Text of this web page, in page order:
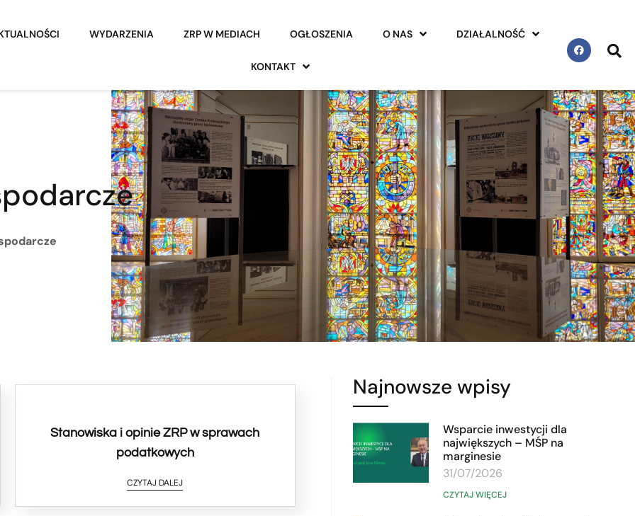
WYDARZENIA ZRP W MEDIACH OGŁOSZENIA O NAS DZIAŁALNOŚĆ
KONTAKT
Stanowiska i opinie ZRP w sprawach
podatkowych
CZYTAJ DALEJ
Najnowsze wpisy
Wsparcie inwestycji dla
największych – MŚP na
marginesie
31/07/2026
CZYTAJ WIĘCEJ